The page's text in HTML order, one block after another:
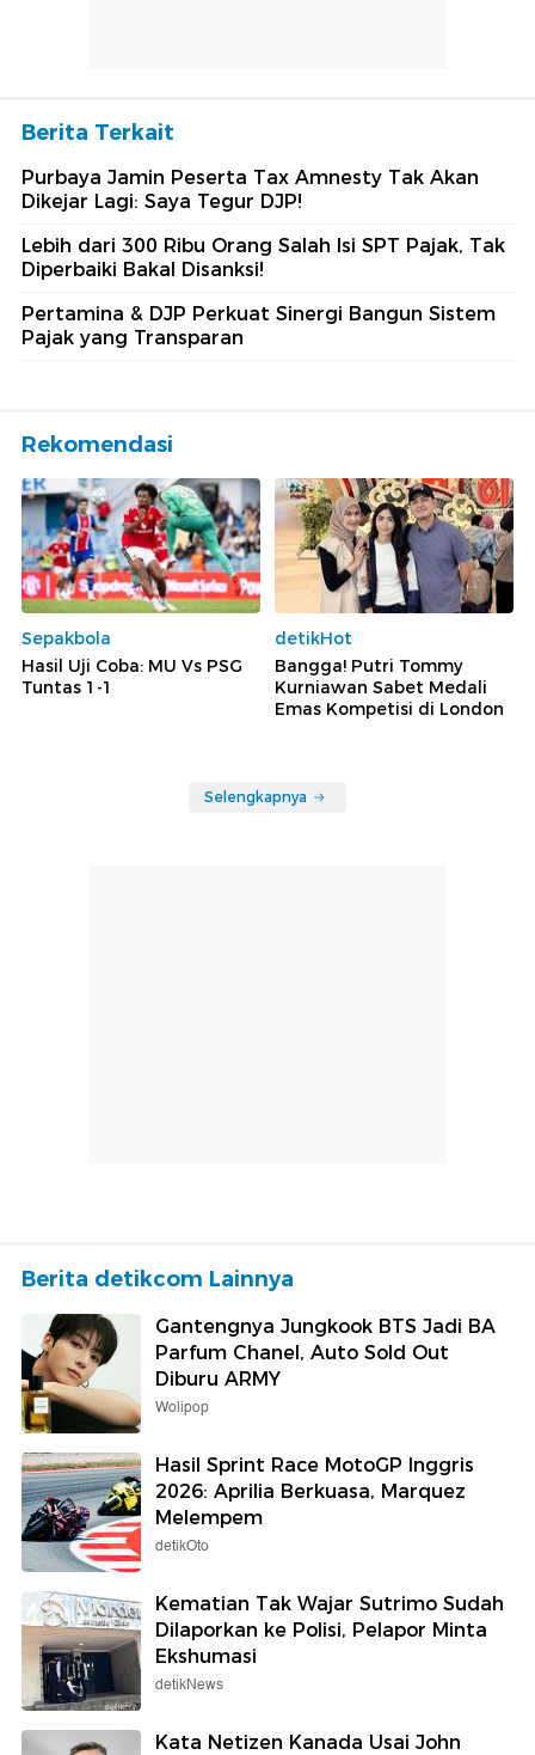
Berita Terkait
Purbaya Jamin Peserta Tax Amnesty Tak Akan
Dikejar Lagi: Saya Tegur DJP!
Lebih dari 300 Ribu Orang Salah Isi SPT Pajak, Tak
Diperbaiki Bakal Disanksi!
Pertamina & DJP Perkuat Sinergi Bangun Sistem
Pajak yang Transparan
Rekomendasi
Sepakbola
Hasil Uji Coba: MU Vs PSG
Tuntas 1-1
detikHot
Bangga! Putri Tommy
Kurniawan Sabet Medali
Emas Kompetisi di London
Selengkapnya
Berita detikcom Lainnya
Gantengnya Jungkook BTS Jadi BA
Parfum Chanel, Auto Sold Out
Diburu ARMY
Wolipop
Hasil Sprint Race MotoGP Inggris
2026: Aprilia Berkuasa, Marquez
Melempem
detikOto
Kematian Tak Wajar Sutrimo Sudah
Dilaporkan ke Polisi, Pelapor Minta
Ekshumasi
detikNews
Kata Netizen Kanada Usai John